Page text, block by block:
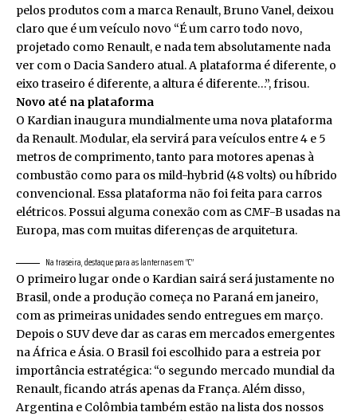
pelos produtos com a marca Renault, Bruno Vanel, deixou
claro que é um veículo novo “É um carro todo novo,
projetado como Renault, e nada tem absolutamente nada
ver com o Dacia Sandero atual. A plataforma é diferente, o
eixo traseiro é diferente, a altura é diferente…”, frisou.
Novo até na plataforma
O Kardian inaugura mundialmente uma nova plataforma
da Renault. Modular, ela servirá para veículos entre 4 e 5
metros de comprimento, tanto para motores apenas à
combustão como para os mild-hybrid (48 volts) ou híbrido
convencional. Essa plataforma não foi feita para carros
elétricos. Possui alguma conexão com as CMF-B usadas na
Europa, mas com muitas diferenças de arquitetura.
Na traseira, destaque para as lanternas em “C”
O primeiro lugar onde o Kardian sairá será justamente no
Brasil, onde a produção começa no Paraná em janeiro,
com as primeiras unidades sendo entregues em março.
Depois o SUV deve dar as caras em mercados emergentes
na África e Ásia. O Brasil foi escolhido para a estreia por
importância estratégica: “o segundo mercado mundial da
Renault, ficando atrás apenas da França. Além disso,
Argentina e Colômbia também estão na lista dos nossos